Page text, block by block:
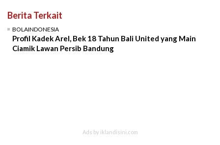
Berita Terkait
BOLAINDONESIA
Profil Kadek Arel, Bek 18 Tahun Bali United yang Main
Ciamik Lawan Persib Bandung